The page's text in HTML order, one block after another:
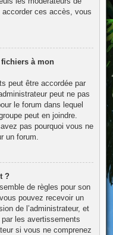
ces accès, vous
à mon
peut être accordée par
peut ne pas
le forum dans lequel
peut en joindre.
pas pourquoi vous ne
un forum.
?
de règles pour son
pouvez recevoir un
de l’administrateur, et
les avertissements
si vous ne comprenez